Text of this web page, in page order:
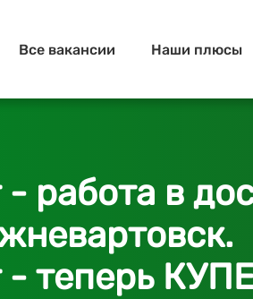
Все вакансии Наши плюсы
работа в
- теперь